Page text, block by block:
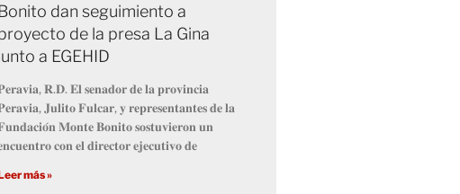
Bonito dan seguimiento a
de la presa La Gina
a EGEHID
𝐑.𝐃. 𝐄𝐥 𝐬𝐞𝐧𝐚𝐝𝐨𝐫 𝐝𝐞 𝐥𝐚 𝐩𝐫𝐨𝐯𝐢𝐧𝐜𝐢𝐚
𝐉𝐮𝐥𝐢𝐭𝐨 𝐅𝐮𝐥𝐜𝐚𝐫, 𝐲 𝐫𝐞𝐩𝐫𝐞𝐬𝐞𝐧𝐭𝐚𝐧𝐭𝐞𝐬 𝐝𝐞 𝐥𝐚
𝐌𝐨𝐧𝐭𝐞 𝐁𝐨𝐧𝐢𝐭𝐨 𝐬𝐨𝐬𝐭𝐮𝐯𝐢𝐞𝐫𝐨𝐧 𝐮𝐧
𝐜𝐨𝐧 𝐞𝐥 𝐝𝐢𝐫𝐞𝐜𝐭𝐨𝐫 𝐞𝐣𝐞𝐜𝐮𝐭𝐢𝐯𝐨 𝐝𝐞
más »